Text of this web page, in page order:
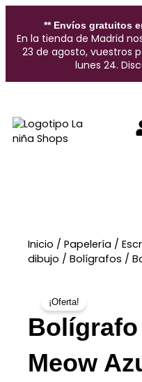
Ir
contenido
** Envíos gratuitos
En la tienda de Madrid
23 de agosto, vuestros
lunes 24.
Inicio /Papelería /
dibujo /Bolígrafos /
¡Oferta!
Meow